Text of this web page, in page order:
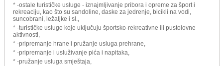
* -ostale turističke usluge - iznajmljivanje pribora i opreme za šport i
rekreaciju, kao što su sandoline, daske za jedrenje, bicikli na vodi,
suncobrani, ležaljke i sl.,
* -turističke usluge koje uključuju športsko-rekreativne ili pustolovne
aktivnosti,
* -pripremanje hrane i pružanje usluga prehrane,
* -pripremanje i usluživanje pića i napitaka,
* -pružanje usluga smještaja,